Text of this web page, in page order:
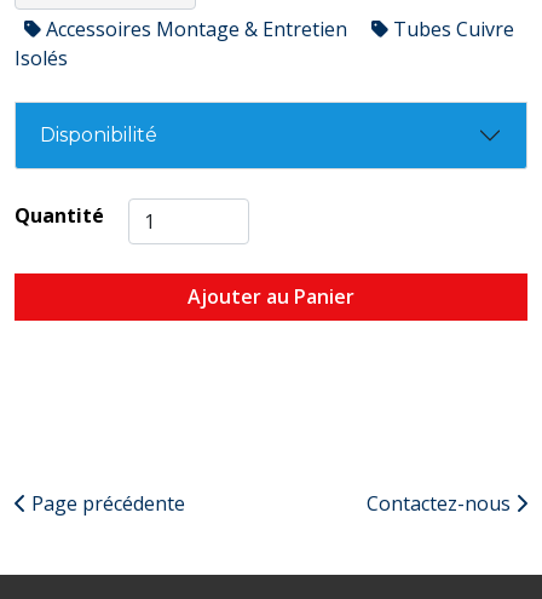
Accessoires Montage & Entretien
Tubes Cuivre
Isolés
Disponibilité
Quantité
Ajouter au Panier
Page précédente Contactez-nous